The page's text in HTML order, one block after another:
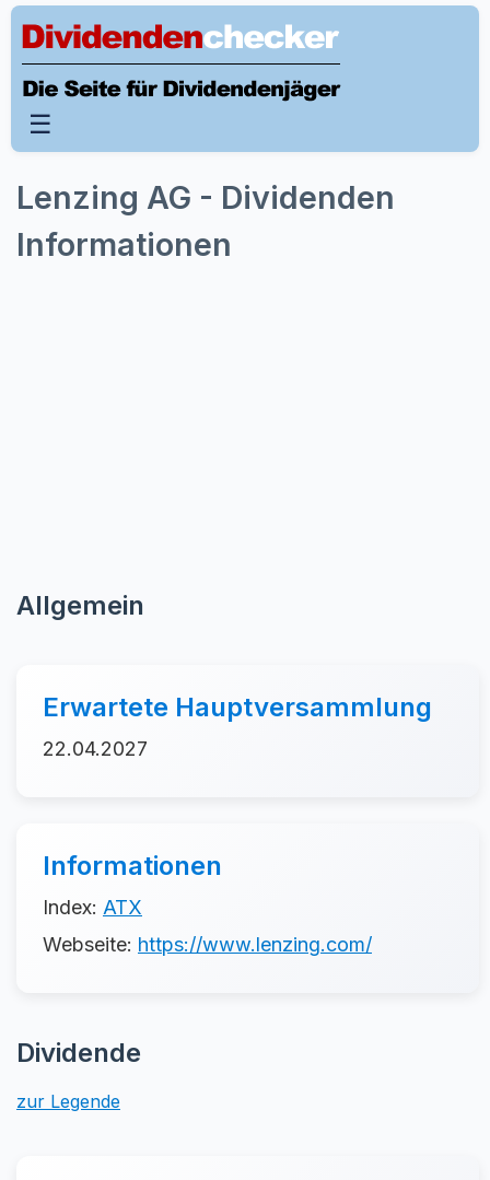
☰
Lenzing AG - Dividenden
Informationen
Allgemein
Erwartete Hauptversammlung
22.04.2027
Informationen
Index: ATX
Webseite: https://www.lenzing.com/
Dividende
zur Legende